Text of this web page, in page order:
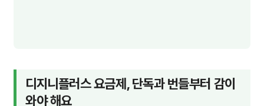
디지니플러스 요금제, 단독과 번들부터 감이
와야 해요